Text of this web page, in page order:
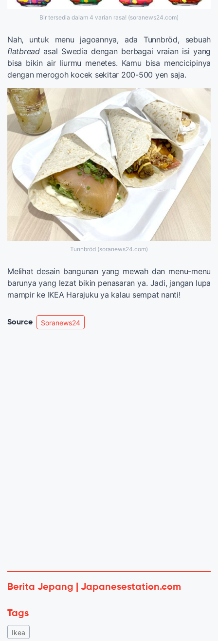
Bir tersedia dalam 4 varian rasa! (soranews24.com)
Nah, untuk menu jagoannya, ada Tunnbröd, sebuah
flatbreadasal Swedia dengan berbagai vraian isi yang
bisa bikin air liurmu menetes. Kamu bisa mencicipinya
dengan merogoh kocek sekitar 200-500 yen saja.
Tunnbröd (soranews24.com)
Melihat desain bangunan yang mewah dan menu-menu
barunya yang lezat bikin penasaran ya. Jadi, jangan lupa
mampir ke IKEA Harajuku ya kalau sempat nanti!
Source Soranews24
Berita Jepang | Japanesestation.com
Tags
Ikea